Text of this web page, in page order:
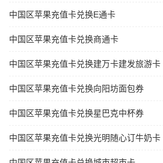
中国区苹果充值卡兑换E通卡
中国区苹果充值卡兑换商通卡
中国区苹果充值卡兑换建万卡建发旅游卡
中国区苹果充值卡兑换向阳坊面包券
中国区苹果充值卡兑换星巴克中杯券
中国区苹果充值卡兑换光明随心订牛奶卡